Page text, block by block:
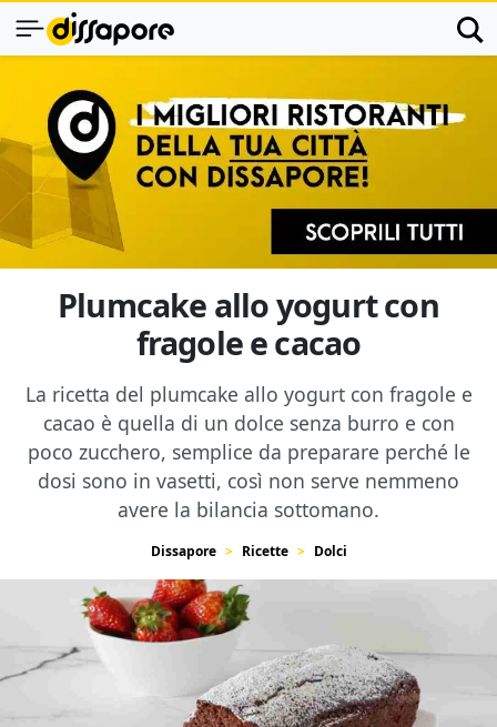
Plumcake allo yogurt con
fragole e cacao
La ricetta del plumcake allo yogurt con fragole e
cacao è quella di un dolce senza burro e con
poco zucchero, semplice da preparare perché le
dosi sono in vasetti, così non serve nemmeno
avere la bilancia sottomano.
Dissapore Ricette Dolci